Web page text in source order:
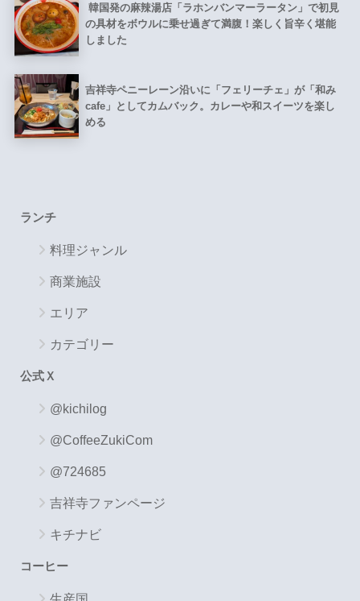
韓国発の麻辣湯店「ラホンバンマーラータン」で初見
の具材をボウルに乗せ過ぎて満腹！楽しく旨辛く堪能
しました
吉祥寺ペニーレーン沿いに「フェリーチェ」が「和み
cafe」としてカムバック。カレーや和スイーツを楽し
める
ランチ
料理ジャンル
商業施設
エリア
カテゴリー
公式Ｘ
@kichilog
@CoffeeZukiCom
@724685
吉祥寺ファンページ
キチナビ
コーヒー